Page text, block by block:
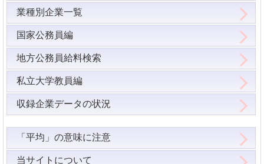
業種別企業一覧
国家公務員編
地方公務員給料検索
私立大学教員編
収録企業データの状況
「平均」の意味に注意
当サイトについて